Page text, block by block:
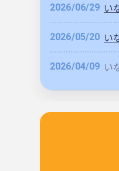
2026/06/29 い
2026/05/20 い
2026/04/09 い